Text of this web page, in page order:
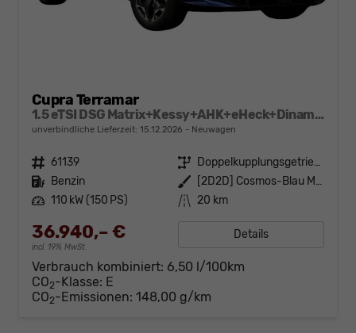
Cupra Terramar
1.5 eTSI DSG Matrix+Kessy+AHK+eHeck+Dinamica+CarPlay+eHeck+GV5
unverbindliche Lieferzeit: 15.12.2026 Neuwagen
Fahrzeugnr. 61139 Getriebe
Doppelkupplungsgetriebe (DSG)
Kraftstoff Benzin Außenfarbe
[2D2D] Cosmos-Blau Metallic
Leistung 110 kW (150 PS) Kilometerstand 20 km
36.940,– €
incl. 19% MwSt.
Details
Verbrauch kombiniert: 6,50 l/100km
CO2-Klasse: E
CO2-Emissionen: 148,00 g/km